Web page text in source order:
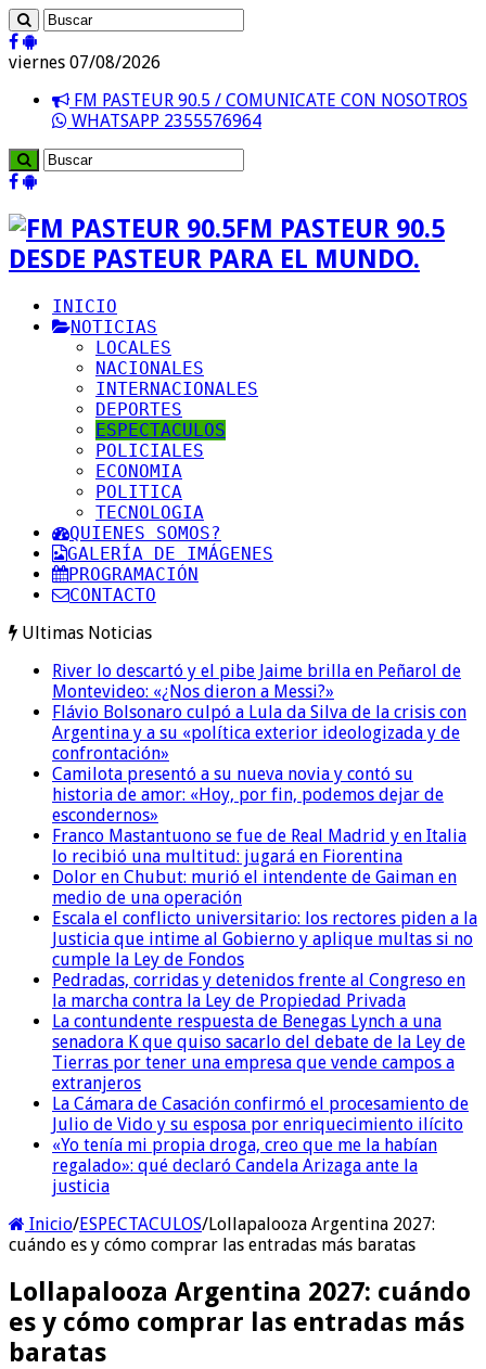
viernes 07/08/2026
FM PASTEUR 90.5 / COMUNICATE CON NOSOTROS
WHATSAPP 2355576964
FM PASTEUR 90.5
DESDE PASTEUR PARA EL MUNDO.
INICIO
NOTICIAS
LOCALES
NACIONALES
INTERNACIONALES
DEPORTES
ESPECTACULOS
POLICIALES
ECONOMIA
POLITICA
TECNOLOGIA
QUIENES SOMOS?
GALERÍA DE IMÁGENES
PROGRAMACIÓN
CONTACTO
Ultimas Noticias
River lo descartó y el pibe Jaime brilla en Peñarol de
Montevideo: «¿Nos dieron a Messi?»
Flávio Bolsonaro culpó a Lula da Silva de la crisis con
Argentina y a su «política exterior ideologizada y de
confrontación»
Camilota presentó a su nueva novia y contó su
historia de amor: «Hoy, por fin, podemos dejar de
escondernos»
Franco Mastantuono se fue de Real Madrid y en Italia
lo recibió una multitud: jugará en Fiorentina
Dolor en Chubut: murió el intendente de Gaiman en
medio de una operación
Escala el conflicto universitario: los rectores piden a la
Justicia que intime al Gobierno y aplique multas si no
cumple la Ley de Fondos
Pedradas, corridas y detenidos frente al Congreso en
la marcha contra la Ley de Propiedad Privada
La contundente respuesta de Benegas Lynch a una
senadora K que quiso sacarlo del debate de la Ley de
Tierras por tener una empresa que vende campos a
extranjeros
La Cámara de Casación confirmó el procesamiento de
Julio de Vido y su esposa por enriquecimiento ilícito
«Yo tenía mi propia droga, creo que me la habían
regalado»: qué declaró Candela Arizaga ante la
justicia
Inicio/ESPECTACULOS/Lollapalooza Argentina 2027:
cuándo es y cómo comprar las entradas más baratas
Lollapalooza Argentina 2027: cuándo
es y cómo comprar las entradas más
baratas